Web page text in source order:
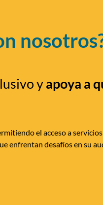
yapoya a
el acceso a
enfrentan desafíos en su